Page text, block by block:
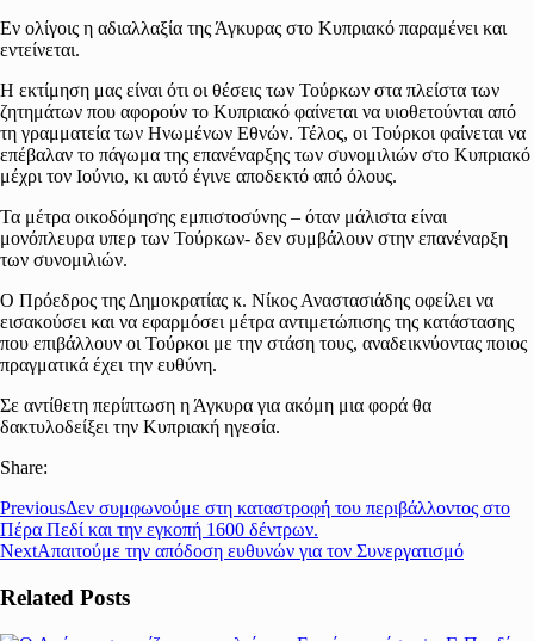
Εν ολίγοις η αδιαλλαξία της Άγκυρας στο Κυπριακό παραμένει και
εντείνεται.
Η εκτίμηση μας είναι ότι οι θέσεις των Τούρκων στα πλείστα των
ζητημάτων που αφορούν το Κυπριακό φαίνεται να υιοθετούνται από
τη γραμματεία των Ηνωμένων Εθνών. Τέλος, οι Τούρκοι φαίνεται να
επέβαλαν το πάγωμα της επανέναρξης των συνομιλιών στο Κυπριακό
μέχρι τον Ιούνιο, κι αυτό έγινε αποδεκτό από όλους.
Τα μέτρα οικοδόμησης εμπιστοσύνης – όταν μάλιστα είναι
μονόπλευρα υπερ των Τούρκων- δεν συμβάλουν στην επανέναρξη
των συνομιλιών.
Ο Πρόεδρος της Δημοκρατίας κ. Νίκος Αναστασιάδης οφείλει να
εισακούσει και να εφαρμόσει μέτρα αντιμετώπισης της κατάστασης
που επιβάλλουν οι Τούρκοι με την στάση τους, αναδεικνύοντας ποιος
πραγματικά έχει την ευθύνη.
Σε αντίθετη περίπτωση η Άγκυρα για ακόμη μια φορά θα
δακτυλοδείξει την Κυπριακή ηγεσία.
Share:
PreviousΔεν συμφωνούμε στη καταστροφή του περιβάλλοντος στο
Πέρα Πεδί και την εγκοπή 1600 δέντρων.
NextΑπαιτούμε την απόδοση ευθυνών για τον Συνεργατισμό
Related Posts